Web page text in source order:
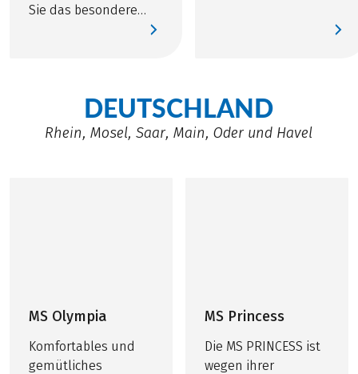
Sie das besondere
Ambiente und lassen
Radtour den kleinen
Fitnessgeräten
nutzen, sich in die
Bibliothek
DEUTSCHLAND
Rhein, Mosel, Saar, Main, Oder und Havel
MS Olympia
Komfortables und
gemütliches
MS Princess
Die MS PRINCESS ist
wegen ihrer